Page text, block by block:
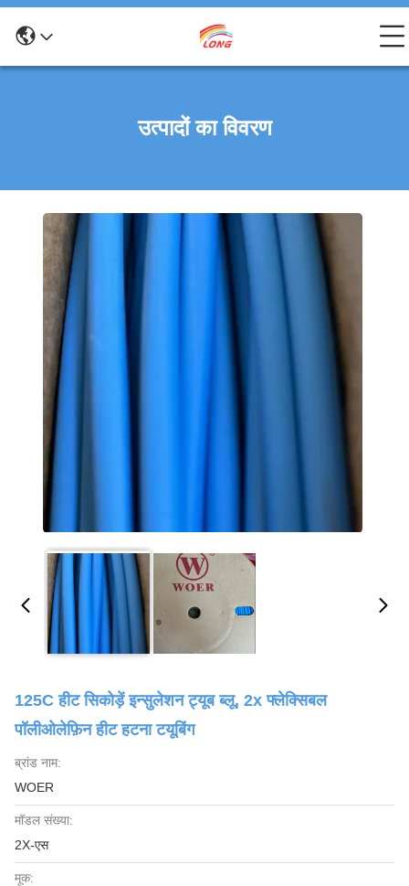
उत्पादों का विवरण
125C हीट सिकोड़ें इन्सुलेशन ट्यूब ब्लू, 2x फ्लेक्सिबल
पॉलीओलेफ़िन हीट हटना टयूबिंग
ब्रांड नाम:
WOER
मॉडल संख्या:
2X-एस
मूक: